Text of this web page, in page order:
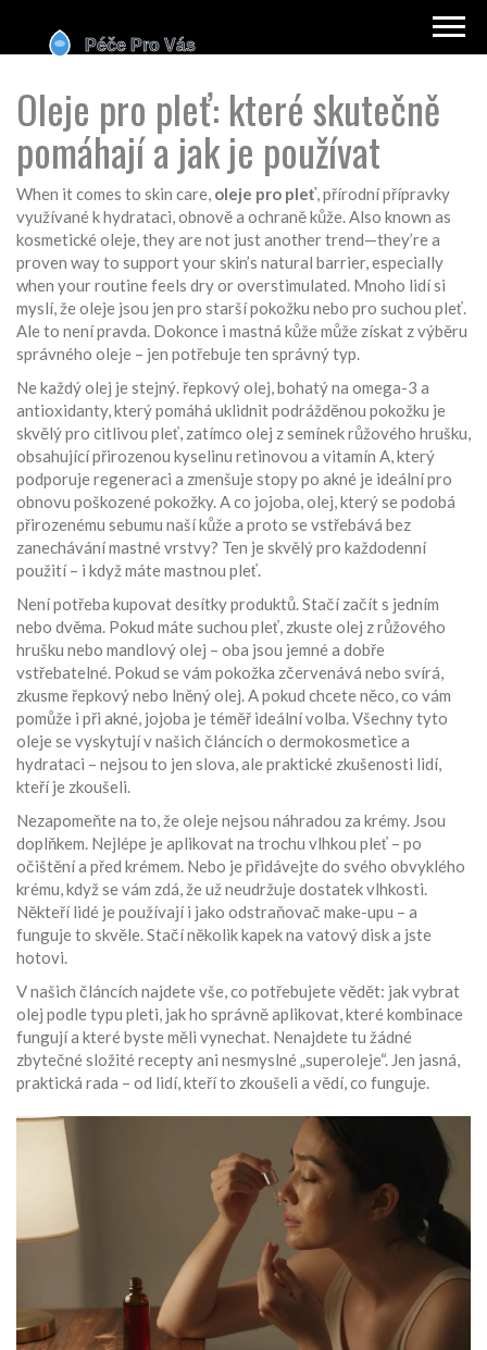
Oleje pro pleť: které skutečně
pomáhají a jak je používat
When it comes to skin care, oleje pro pleť,přírodní přípravky
využívané k hydrataci, obnově a ochraně kůže. Also known as
kosmetické oleje, they are not just another trend—they’re a
proven way to support your skin’s natural barrier, especially
when your routine feels dry or overstimulated. Mnoho lidí si
myslí, že oleje jsou jen pro starší pokožku nebo pro suchou pleť.
Ale to není pravda. Dokonce i mastná kůže může získat z výběru
správného oleje – jen potřebuje ten správný typ.
Ne každý olej je stejný.řepkový olej,bohatý na omega-3 a
antioxidanty, který pomáhá uklidnit podrážděnou pokožku je
skvělý pro citlivou pleť, zatímco olej z semínek růžového hrušku,
obsahující přirozenou kyselinu retinovou a vitamín A, který
podporuje regeneraci a zmenšuje stopy po akné je ideální pro
obnovu poškozené pokožky. A co jojoba,olej, který se podobá
přirozenému sebumu naší kůže a proto se vstřebává bez
zanechávání mastné vrstvy? Ten je skvělý pro každodenní
použití – i když máte mastnou pleť.
Není potřeba kupovat desítky produktů. Stačí začít s jedním
nebo dvěma. Pokud máte suchou pleť, zkuste olej z růžového
hrušku nebo mandlový olej – oba jsou jemné a dobře
vstřebatelné. Pokud se vám pokožka zčervenává nebo svírá,
zkusme řepkový nebo lněný olej. A pokud chcete něco, co vám
pomůže i při akné, jojoba je téměř ideální volba. Všechny tyto
oleje se vyskytují v našich článcích o dermokosmetice a
hydrataci – nejsou to jen slova, ale praktické zkušenosti lidí,
kteří je zkoušeli.
Nezapomeňte na to, že oleje nejsou náhradou za krémy. Jsou
doplňkem. Nejlépe je aplikovat na trochu vlhkou pleť – po
očištění a před krémem. Nebo je přidávejte do svého obvyklého
krému, když se vám zdá, že už neudržuje dostatek vlhkosti.
Někteří lidé je používají i jako odstraňovač make-upu – a
funguje to skvěle. Stačí několik kapek na vatový disk a jste
hotovi.
V našich článcích najdete vše, co potřebujete vědět: jak vybrat
olej podle typu pleti, jak ho správně aplikovat, které kombinace
fungují a které byste měli vynechat. Nenajdete tu žádné
zbytečné složité recepty ani nesmyslné „superoleje“. Jen jasná,
praktická rada – od lidí, kteří to zkoušeli a vědí, co funguje.